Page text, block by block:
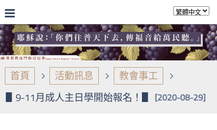
首頁 活動訊息
教會事工
▋9-11月成人主日學開始報名！▋ [2020-08-29]